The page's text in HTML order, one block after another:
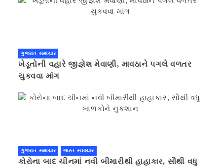
ગુજરાત સમાચાર
ખેડૂતોની વહારે જીજ્ઞેશ મેવાણી, માવઠાને પગલે વળતર
ચુકવવા માંગ
ગુજરાત સમાચાર ભારત સમાચાર
કોરોના બાદ ચીનમાં નવી બીમારીથી હાહાકાર, સૌથી વધુ